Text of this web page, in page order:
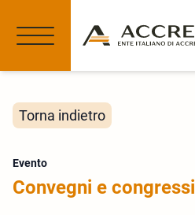
Torna indietro
Evento
Convegni e congressi